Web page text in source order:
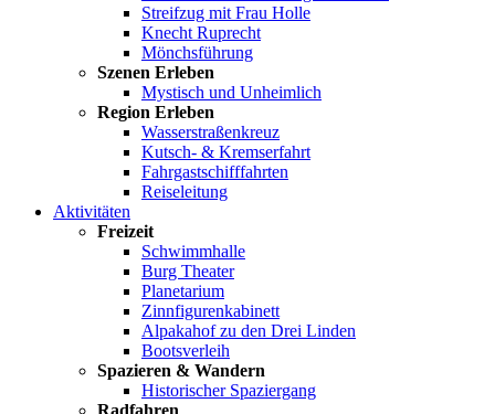
Streifzug mit Frau Holle
Knecht Ruprecht
Mönchsführung
Szenen Erleben
Mystisch und Unheimlich
Region Erleben
Wasserstraßenkreuz
Kutsch- & Kremserfahrt
Fahrgastschifffahrten
Reiseleitung
Aktivitäten
Freizeit
Schwimmhalle
Burg Theater
Planetarium
Zinnfigurenkabinett
Alpakahof zu den Drei Linden
Bootsverleih
Spazieren & Wandern
Historischer Spaziergang
Radfahren